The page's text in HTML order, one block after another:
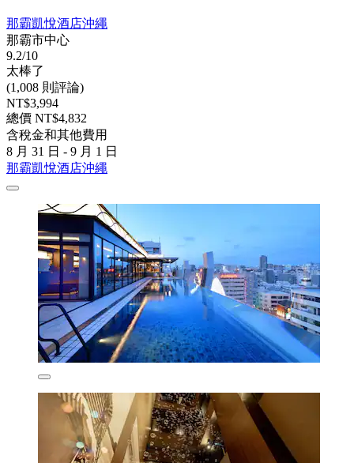
那霸凱悅酒店沖繩
那霸市中心
9.2/10
太棒了
(1,008 則評論)
NT$3,994
總價 NT$4,832
含稅金和其他費用
8 月 31 日 - 9 月 1 日
那霸凱悅酒店沖繩